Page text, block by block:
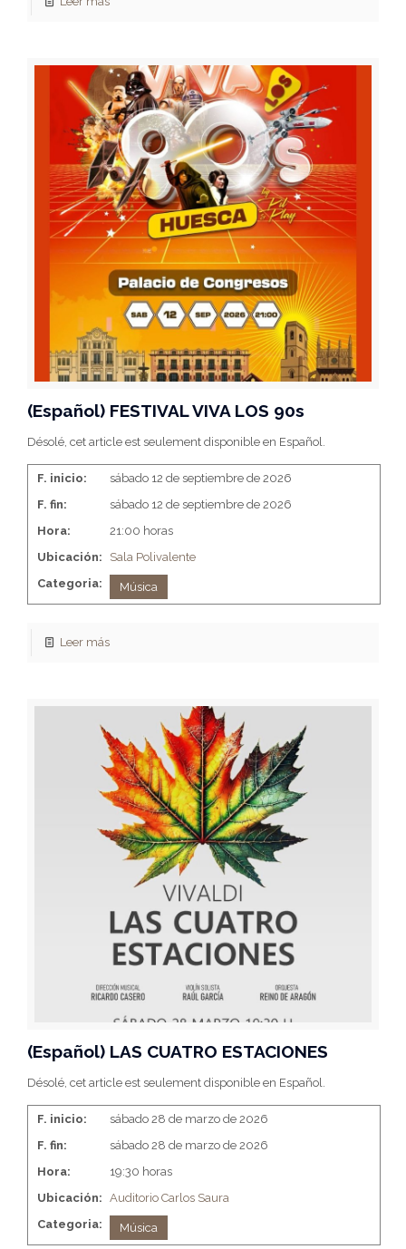
(Español) FESTIVAL VIVA LOS 90s
Désolé, cet article est seulement disponible en Español.
F. inicio:
sábado 12 de septiembre de 2026
F. fin:
sábado 12 de septiembre de 2026
Hora:
21:00 horas
Ubicación:
Sala Polivalente
Categoria:
Música
Leer más
(Español) LAS CUATRO ESTACIONES
Désolé, cet article est seulement disponible en Español.
F. inicio:
sábado 28 de marzo de 2026
F. fin:
sábado 28 de marzo de 2026
Hora:
19:30 horas
Ubicación: Auditorio Carlos Saura
Categoria:
Música